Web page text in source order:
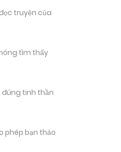
truyện của
tìm thấy
tinh thần
phép bạn thảo